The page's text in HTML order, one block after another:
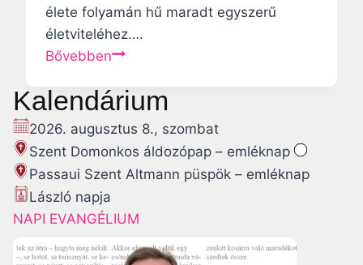
g
s
z
k
k
r
élete folyamán hű maradt egyszerű
életviteléhez….
BővebbenB
l
d
o
r
Kalendárium
2026. augusztus 8., szombat
Szent Domonkos áldozópap – emléknap
Passaui Szent Altmann püspök – emléknap
László napja
NAPI EVANGÉLIUM